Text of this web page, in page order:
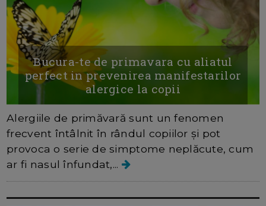
Bucura-te de primavara cu aliatul
perfect in prevenirea manifestarilor
alergice la copii
Alergiile de primăvară sunt un fenomen
frecvent întâlnit în rândul copiilor și pot
provoca o serie de simptome neplăcute, cum
ar fi nasul înfundat,...